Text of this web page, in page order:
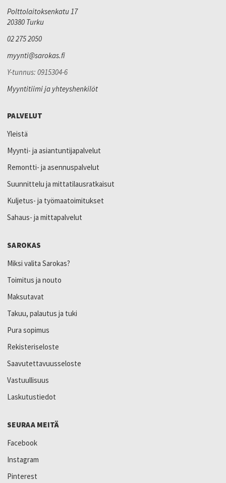
Polttolaitoksenkatu 17
20380 Turku
02 275 2050
myynti@sarokas.fi
Y-tunnus: 0915304-6
Myyntitiimi ja yhteyshenkilöt
PALVELUT
Yleistä
Myynti- ja asiantuntijapalvelut
Remontti- ja asennuspalvelut
Suunnittelu ja mittatilausratkaisut
Kuljetus- ja työmaatoimitukset
Sahaus- ja mittapalvelut
SAROKAS
Miksi valita Sarokas?
Toimitus ja nouto
Maksutavat
Takuu, palautus ja tuki
Pura sopimus
Rekisteriseloste
Saavutettavuusseloste
Vastuullisuus
Laskutustiedot
SEURAA MEITÄ
Facebook
Instagram
Pinterest